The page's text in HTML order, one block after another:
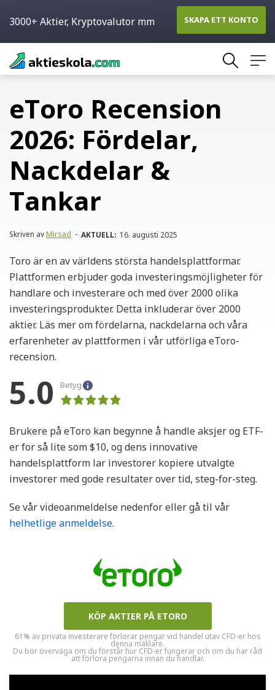
Skip
to
eToro Recension
2026: Fördelar,
Nackdelar &
Tankar
Skriven avMirsad - AKTUELL: 16. augusti 2025
Toro är en av världens största handelsplattformar.
Plattformen erbjuder goda investeringsmöjligheter för
handlare och investerare och med över 2000 olika
investeringsprodukter. Detta inkluderar över 2000
aktier. Läs mer om fördelarna, nackdelarna och våra
erfarenheter av plattformen i vår utförliga eToro-
recension.
5.0 Betyg
Brukere på eToro kan begynne å handle aksjer og ETF-
er for så lite som $10, og dens innovative
handelsplattform lar investorer kopiere utvalgte
investorer med gode resultater over tid, steg-for-steg.
Se vår videoanmeldelse nedenfor eller gå til vår
helhetlige anmeldelse.
KÖP AKTIER PÅ ETORO
61% av privata investerare förlorar pengar vid handel utav CFD-er hos
denna mäklare.
Du bör överväga om du förstår hur CFD-er fungerar och om du har råd
att förlora pengarna innan du handlar.
3000+ Aktier, Kryptovalutor mm SKAPA ETT KONTO